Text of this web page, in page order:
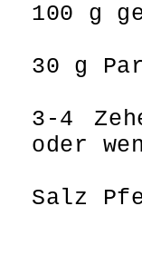
100 g
30 g
3-4
oder
Salz